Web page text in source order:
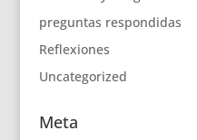
preguntas respondidas
Reflexiones
Uncategorized
Meta